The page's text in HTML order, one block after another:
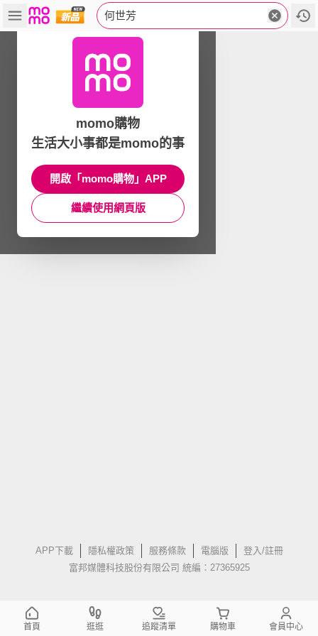
何世芳
APP下載 隱私權政策 服務條款 電腦版
登入/註冊
富邦媒體科技股份有限公司 統編：27365925
momo購物
生活大小事都是momo的事
開啟「momo購物」APP
繼續使用網頁版
首頁 逛逛 追蹤清單 購物車 會員中心